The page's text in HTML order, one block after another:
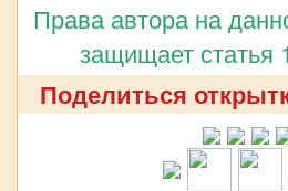
Права автора на
защищает статья
Поделиться